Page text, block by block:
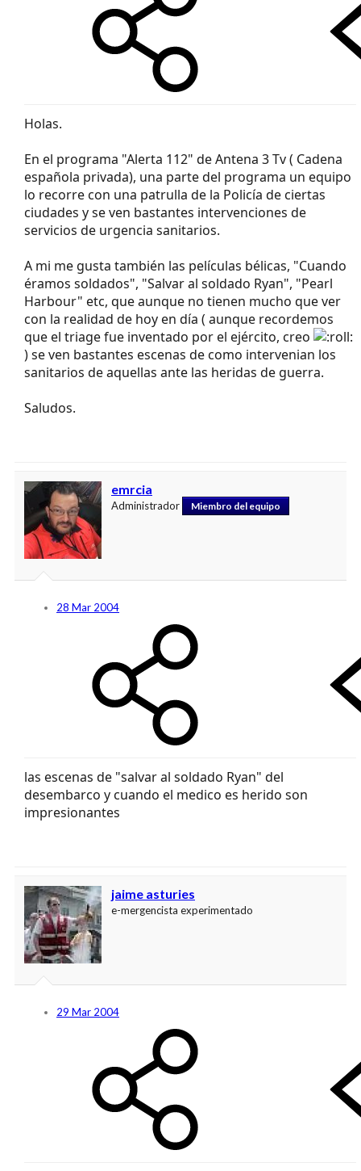
Holas.
En el programa "Alerta 112" de Antena 3 Tv ( Cadena
española privada), una parte del programa un equipo
lo recorre con una patrulla de la Policía de ciertas
ciudades y se ven bastantes intervenciones de
servicios de urgencia sanitarios.
A mi me gusta también las películas bélicas, "Cuando
éramos soldados", "Salvar al soldado Ryan", "Pearl
Harbour" etc, que aunque no tienen mucho que ver
con la realidad de hoy en día ( aunque recordemos
que el triage fue inventado por el ejército, creo
) se ven bastantes escenas de como intervenian los
sanitarios de aquellas ante las heridas de guerra.
Saludos.
emrcia
Administrador Miembro del equipo
28 Mar 2004
las escenas de "salvar al soldado Ryan" del
desembarco y cuando el medico es herido son
impresionantes
jaime asturies
e-mergencista experimentado
29 Mar 2004